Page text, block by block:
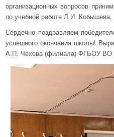
организационных вопросов
по учебной работе Л.И.
Сердечно поздравляем
успешного окончания школы!
А.П. Чехова (филиала) ФГБОУ ВО